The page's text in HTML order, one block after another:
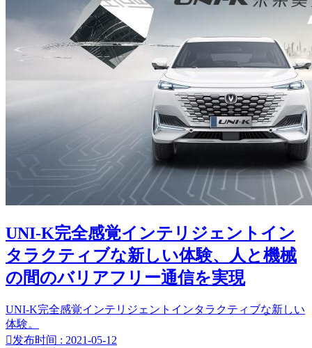
UNI-K完全感覚インテリジェントイン
タラクティブな新しい体験、人と機械
の間のバリアフリー通信を実現
UNI-K完全感覚インテリジェントインタラクティブな新しい
体験。
发布时间 : 2021-05-12